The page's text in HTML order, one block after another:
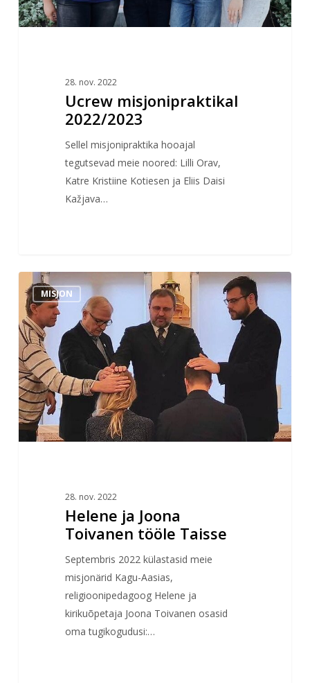
28. nov. 2022
Ucrew misjonipraktikal
2022/2023
Sellel misjonipraktika hooajal
tegutsevad meie noored: Lilli Orav,
Katre Kristiine Kotiesen ja Eliis Daisi
Kažjava…
Helene
ja
Joona
Toivanen
tööle
Taisse
MISJON
28. nov. 2022
Helene ja Joona
Toivanen tööle Taisse
Septembris 2022 külastasid meie
misjonärid Kagu-Aasias,
religioonipedagoog Helene ja
kirikuõpetaja Joona Toivanen osasid
oma tugikogudusi:…